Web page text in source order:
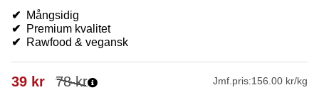
✔
Mångsidig
✔
Premium kvalitet
✔
Rawfood & vegansk
78kr
39 kr Jmf.pris:156.00 kr/kg